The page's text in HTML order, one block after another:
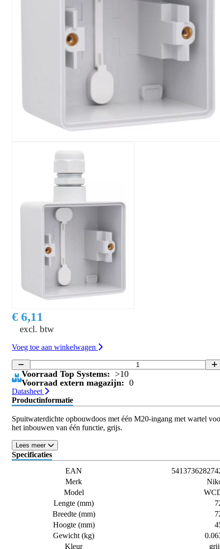
€ 6,11
excl. btw
Voeg toe aan winkelwagen
Voorraad Top Systems: >10
Voorraad extern magazijn: 0
Datasheet
Productinformatie
Spuitwaterdichte opbouwdoos met één M20-ingang met wartel
het inbouwen van één functie, grijs.
Lees meer
Specificaties
EAN
Merk
Model
Lengte (mm)
Breedte (mm)
Hoogte (mm)
Gewicht (kg)
Kleur